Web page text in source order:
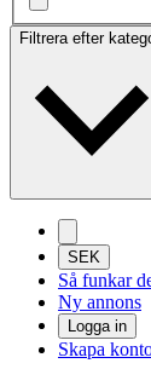
Filtrera efter
SEK
Så funkar
Ny annons
Logga in
Skapa